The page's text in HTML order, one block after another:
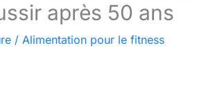
après 50 ans
/ Alimentation pour le fitness